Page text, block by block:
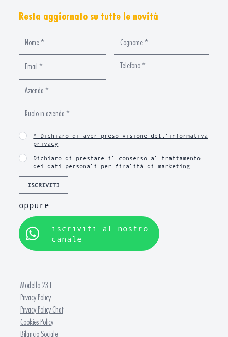
Resta aggiornato su tutte le novità
* Dichiaro di aver preso visione dell’informativa
privacy
Dichiaro di prestare il consenso al trattamento
dei dati personali per finalità di marketing
ISCRIVITI
oppure
iscriviti al nostro
canale
Modello 231
Privacy Policy
Privacy Policy Chat
Cookies Policy
Bilancio Sociale